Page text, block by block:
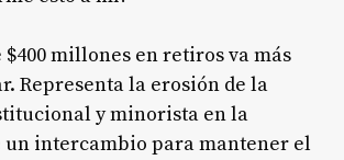
millones en retiros va más
Representa la erosión de la
y minorista en la
un intercambio para mantener el